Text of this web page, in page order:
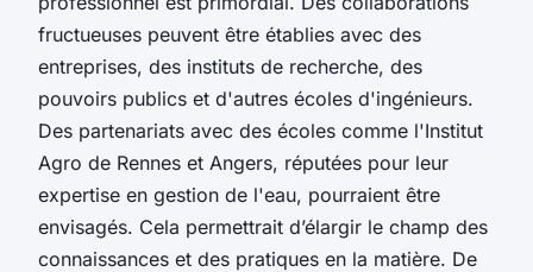
fructueuses peuvent être établies avec des
entreprises, des instituts de recherche, des
pouvoirs publics et d'autres écoles d'ingénieurs.
Des partenariats avec des écoles comme l'Institut
Agro de Rennes et Angers, réputées pour leur
expertise en gestion de l'eau, pourraient être
envisagés. Cela permettrait d’élargir le champ des
connaissances et des pratiques en la matière. De